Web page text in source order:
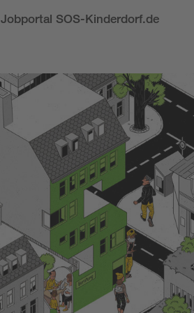
Jobportal SOS-Kinderdorf.de